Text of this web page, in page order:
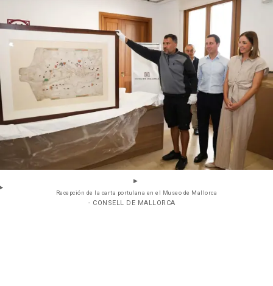
Recepción de la carta portulana en el Museo de Mallorca
- CONSELL DE MALLORCA